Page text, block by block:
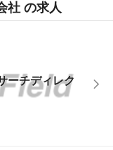
社 の求人
ーチディレク